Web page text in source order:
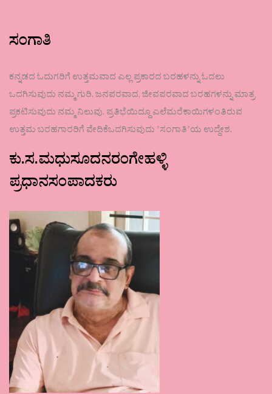
ಸಂಗಾತಿ
ಕನ್ನಡದ ಓದುಗರಿಗೆ ಉತ್ತಮವಾದ ಎಲ್ಲ ಪ್ರಕಾರದ ಬರಹಳನ್ನು ಓದಲು
ಒದಗಿಸುವುದು ನಮ್ಮ ಗುರಿ. ಜನಪರವಾದ, ಜೀವಪರವಾದ ಬರಹಗಳನ್ನು ಮಾತ್ರ
ಪ್ರಕಟಿಸುವುದು ನಮ್ಮ ನಿಲುವು. ಪ್ರತಿಭೆಯಿದ್ದೂ ಎಲೆಮರೆಕಾಯಿಗಳಂತಿರುವ
ಉತ್ತಮ ಬರಹಗಾರರಿಗೆ ವೇದಿಕೆಒದಗಿಸುವುದು ʼಸಂಗಾತಿʼಯ ಉದ್ದೇಶ.
ಕು.ಸ.ಮಧುಸೂದನರಂಗೇಹಳ್ಳಿ
ಪ್ರಧಾನಸಂಪಾದಕರು